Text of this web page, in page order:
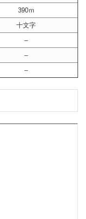
390ｍ
十文字
–
–
–